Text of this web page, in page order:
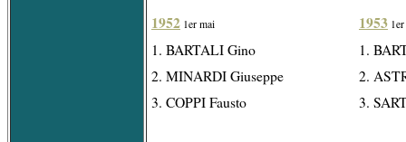
1952 1er mai
1. BARTALI Gino
2. MINARDI Giuseppe
3. COPPI Fausto
1953
1.
2.
3.